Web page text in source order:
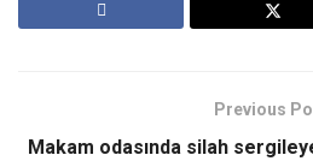
Previous
Makam odasında silah